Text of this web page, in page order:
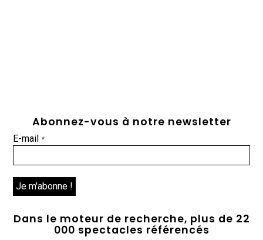
Abonnez-vous à notre newsletter
E-mail*
Dans le moteur de recherche, plus de 22
000 spectacles référencés